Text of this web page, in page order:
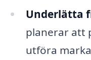
Underlätta
planerar att
utföra